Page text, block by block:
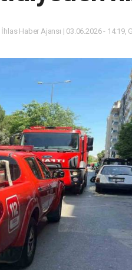
Haber Ajansı | 03.06.2026 - 14:19,